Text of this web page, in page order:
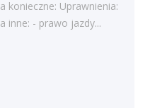
konieczne: Uprawnienia:
inne: - prawo jazdy...